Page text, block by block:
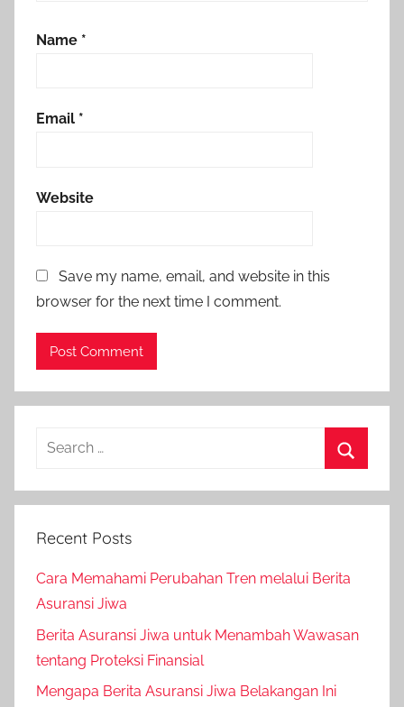
Name *
Email *
Website
Save my name, email, and website in this
browser for the next time I comment.
Recent Posts
Cara Memahami Perubahan Tren melalui Berita
Asuransi Jiwa
Berita Asuransi Jiwa untuk Menambah Wawasan
tentang Proteksi Finansial
Mengapa Berita Asuransi Jiwa Belakangan Ini